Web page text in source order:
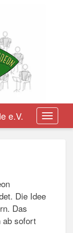
Toggle
navigation
e.V.
Die Idee
Das
ab sofort